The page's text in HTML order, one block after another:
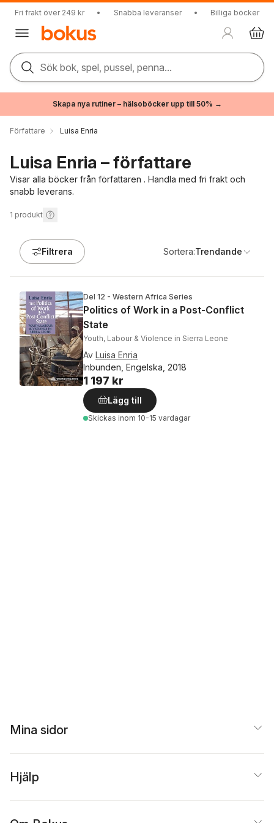
Fri frakt över 249 kr • Snabba leveranser • Billiga böcker
Sök bok, spel, pussel, penna...
Skapa nya rutiner – hälsoböcker upp till 50% →
Författare Luisa Enria
Luisa Enria – författare
Visar alla böcker från författaren . Handla med fri frakt och
snabb leverans.
1 produkt
Filtrera Sortera:Trendande
Del 12 - Western Africa Series
Politics of Work in a Post-Conflict
State
Youth, Labour & Violence in Sierra Leone
Av Luisa Enria
Inbunden, Engelska, 2018
1 197 kr
Lägg till
Skickas inom 10-15 vardagar
Mina sidor
Hjälp